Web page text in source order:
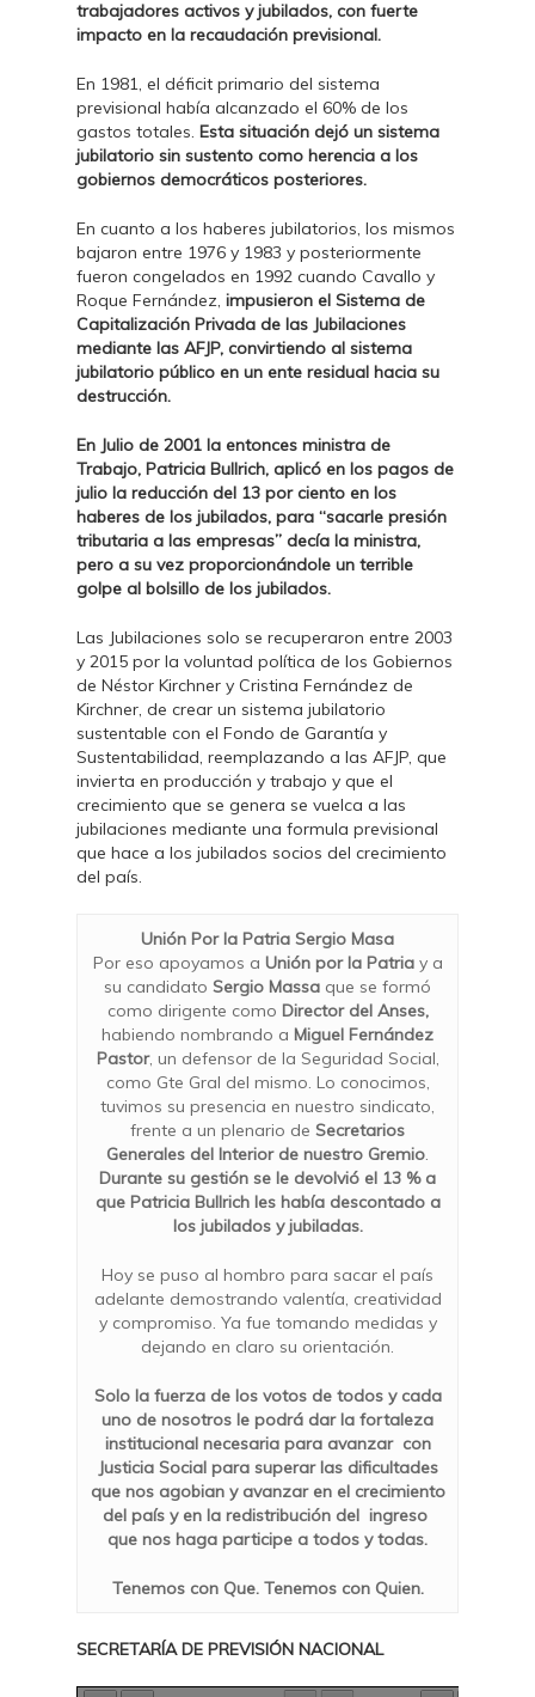
trabajadores activos y jubilados, con fuerte
impacto en la recaudación previsional.
En 1981, el déficit primario del sistema
previsional había alcanzado el 60% de los
gastos totales. Esta situación dejó un sistema
jubilatorio sin sustento como herencia a los
gobiernos democráticos posteriores.
En cuanto a los haberes jubilatorios, los mismos
bajaron entre 1976 y 1983 y posteriormente
fueron congelados en 1992 cuando Cavallo y
Roque Fernández, impusieron el Sistema de
Capitalización Privada de las Jubilaciones
mediante las AFJP, convirtiendo al sistema
jubilatorio público en un ente residual hacia su
destrucción.
En Julio de 2001 la entonces ministra de
Trabajo, Patricia Bullrich, aplicó en los pagos de
julio la reducción del 13 por ciento en los
haberes de los jubilados, para “sacarle presión
tributaria a las empresas” decía la ministra,
pero a su vez proporcionándole un terrible
golpe al bolsillo de los jubilados.
Las Jubilaciones solo se recuperaron entre 2003
y 2015 por la voluntad política de los Gobiernos
de Néstor Kirchner y Cristina Fernández de
Kirchner, de crear un sistema jubilatorio
sustentable con el Fondo de Garantía y
Sustentabilidad, reemplazando a las AFJP, que
invierta en producción y trabajo y que el
crecimiento que se genera se vuelca a las
jubilaciones mediante una formula previsional
que hace a los jubilados socios del crecimiento
del país.
Unión Por la Patria Sergio Masa
Por eso apoyamos a Unión por la Patriay a
su candidato Sergio Massa que se formó
como dirigente como Director del Anses,
habiendo nombrando a Miguel Fernández
Pastor, un defensor de la Seguridad Social,
como Gte Gral del mismo. Lo conocimos,
tuvimos su presencia en nuestro sindicato,
frente a un plenario de Secretarios
Generales del Interior de nuestro Gremio.
Durante su gestión se le devolvió el 13 % a
que Patricia Bullrich les había descontado a
los jubilados y jubiladas.
Hoy se puso al hombro para sacar el país
adelante demostrando valentía, creatividad
y compromiso. Ya fue tomando medidas y
dejando en claro su orientación.
Solo la fuerza de los votos de todos y cada
uno de nosotros le podrá dar la fortaleza
institucional necesaria para avanzar con
Justicia Social para superar las dificultades
que nos agobian y avanzar en el crecimiento
del país y en la redistribución del ingreso
que nos haga participe a todos y todas.
Tenemos con Que. Tenemos con Quien.
SECRETARÍA DE PREVISIÓN NACIONAL